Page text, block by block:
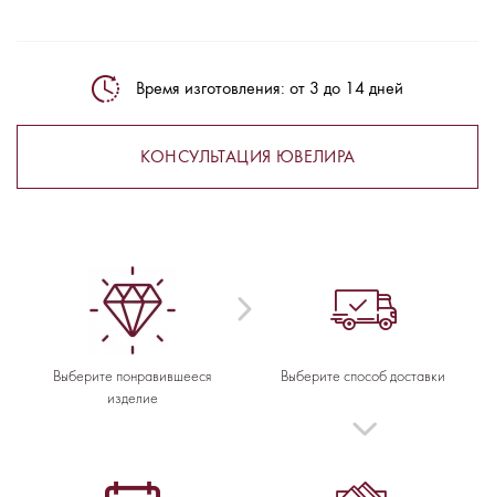
Время изготовления: от 3 до 14 дней
КОНСУЛЬТАЦИЯ ЮВЕЛИРА
Выберите понравившееся
изделие
Выберите способ доставки